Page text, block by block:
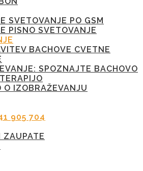
SVETOVANJE PO GSM
PISNO SVETOVANJE
BACHOVE CVETNE
SPOZNAJTE BACHOVO
O IZOBRAŽEVANJU
905 704
ZAUPATE